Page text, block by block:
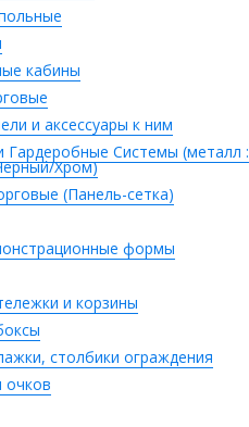
кабины
и аксессуары к ним
Гардеробные Системы (металл :
Хром)
(Панель-сетка)
формы
и корзины
столбики ограждения
очков